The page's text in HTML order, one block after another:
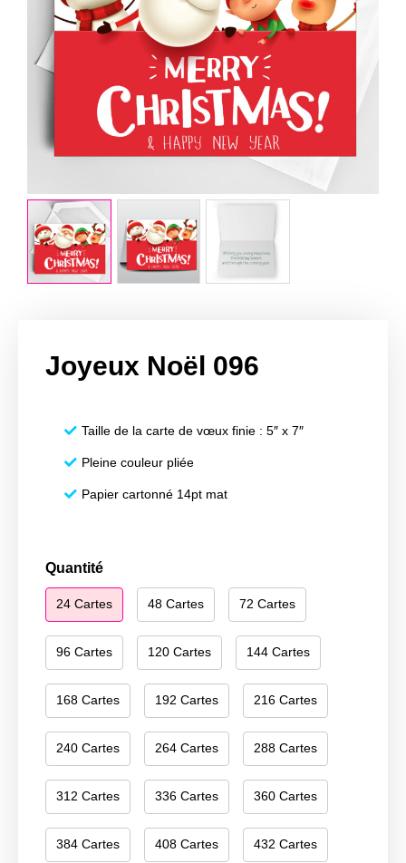
Joyeux Noël 096
Taille de la carte de vœux finie : 5″ x 7″
Pleine couleur pliée
Papier cartonné 14pt mat
Quantité
24 Cartes 48 Cartes 72 Cartes
96 Cartes 120 Cartes 144 Cartes
168 Cartes 192 Cartes 216 Cartes
240 Cartes 264 Cartes 288 Cartes
312 Cartes 336 Cartes 360 Cartes
384 Cartes 408 Cartes 432 Cartes
quantité
de
Merry
096